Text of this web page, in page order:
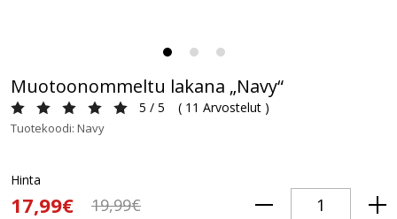
Muotoonommeltu lakana „Navy“
5 / 5 ( 11 Arvostelut )
Tuotekoodi: Navy
Hinta
17,99€ 19,99€